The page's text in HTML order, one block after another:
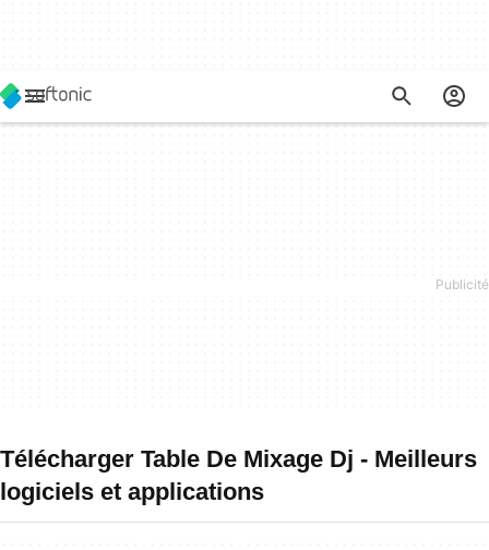
Télécharger Table De Mixage Dj - Meilleurs
logiciels et applications